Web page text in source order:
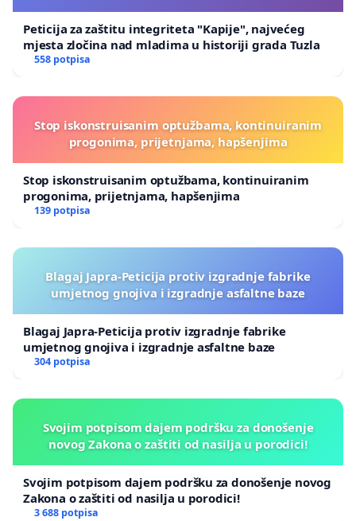
Peticija za zaštitu integriteta "Kapije", najvećeg
mjesta zločina nad mladima u historiji grada Tuzla
558 potpisa
Stop iskonstruisanim optužbama, kontinuiranim
progonima, prijetnjama, hapšenjima
Stop iskonstruisanim optužbama, kontinuiranim
progonima, prijetnjama, hapšenjima
139 potpisa
Blagaj Japra-Peticija protiv izgradnje fabrike
umjetnog gnojiva i izgradnje asfaltne baze
Blagaj Japra-Peticija protiv izgradnje fabrike
umjetnog gnojiva i izgradnje asfaltne baze
304 potpisa
Svojim potpisom dajem podršku za donošenje
novog Zakona o zaštiti od nasilja u porodici!
Svojim potpisom dajem podršku za donošenje novog
Zakona o zaštiti od nasilja u porodici!
3 688 potpisa